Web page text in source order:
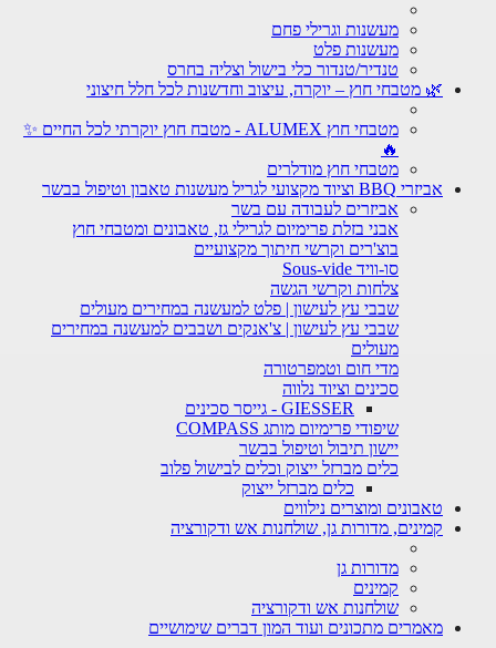
מעשנות וגרילי פחם
מעשנות פלט
טנדיר/טנדור כלי בישול וצליה בחרס
🌿 מטבחי חוץ – יוקרה, עיצוב וחדשנות לכל חלל חיצוני
מטבחי חוץ ALUMEX - מטבח חוץ יוקרתי לכל החיים ✨
מטבחי חוץ מודלרים
אביזרי BBQ וציוד מקצועי לגריל מעשנות טאבון וטיפול בבשר
אביזרים לעבודה עם בשר
אבני בזלת פרימיום לגרילי גז, טאבונים ומטבחי חוץ
בוצ'רים וקרשי חיתוך מקצועיים
סו-וויד Sous-vide
צלחות וקרשי הגשה
שבבי עץ לעישון | פלט למעשנה במחירים מעולים
שבבי עץ לעישון | צ'אנקים ושבבים למעשנה במחירים
מעולים
מדי חום וטמפרטורה
סכינים וציוד נלווה
GIESSER - גייסר סכינים
שיפודי פרימיום מותג COMPASS
יישון תיבול וטיפול בבשר
כלים מברזל ייצוק וכלים לבישול פלוב
כלים מברזל ייצוק
טאבונים ומוצרים נילווים
קמינים, מדורות גן, שולחנות אש ודקורציה
מדורות גן
קמינים
שולחנות אש ודקורציה
מאמרים מתכונים ועוד המון דברים שימושיים